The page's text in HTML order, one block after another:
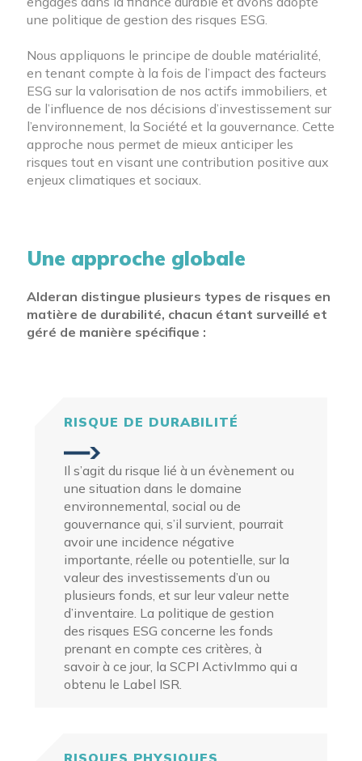
une politique de gestion des risques ESG.
Nous appliquons le principe de double matérialité,
en tenant compte à la fois de l’impact des facteurs
ESG sur la valorisation de nos actifs immobiliers, et
de l’influence de nos décisions d’investissement sur
l’environnement, la Société et la gouvernance. Cette
approche nous permet de mieux anticiper les
risques tout en visant une contribution positive aux
enjeux climatiques et sociaux.
Une approche globale
Alderan distingue plusieurs types de risques en
matière de durabilité, chacun étant surveillé et
géré de manière spécifique :
RISQUE DE DURABILITÉ
Il s’agit du risque lié à un évènement ou
une situation dans le domaine
environnemental, social ou de
gouvernance qui, s’il survient, pourrait
avoir une incidence négative
importante, réelle ou potentielle, sur la
valeur des investissements d’un ou
plusieurs fonds, et sur leur valeur nette
d’inventaire. La politique de gestion
des risques ESG concerne les fonds
prenant en compte ces critères, à
savoir à ce jour, la SCPI ActivImmo qui a
obtenu le Label ISR.